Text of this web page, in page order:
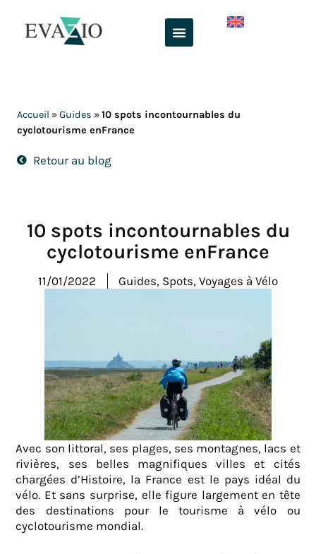
contenu
Accueil »Guides »10 spots incontournables du
cyclotourisme enFrance
Retour au blog
10 spots incontournables du
cyclotourisme enFrance
11/01/2022 Guides, Spots, Voyages à Vélo
Avec son littoral, ses plages, ses montagnes, lacs et
rivières, ses belles magnifiques villes et cités
chargées d’Histoire, la France est le pays idéal du
vélo. Et sans surprise, elle figure largement en tête
des destinations pour le tourisme à vélo ou
cyclotourisme mondial.